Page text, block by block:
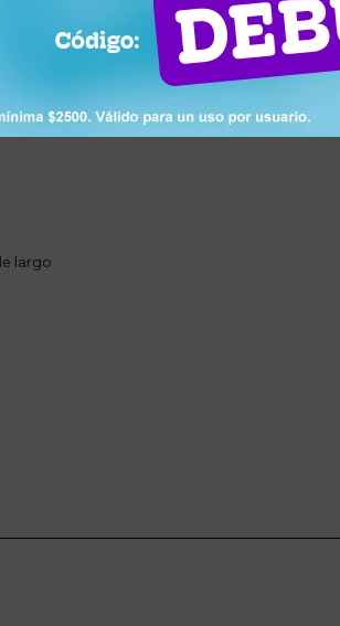
en horizontal o vertical.
cómodo.
largo